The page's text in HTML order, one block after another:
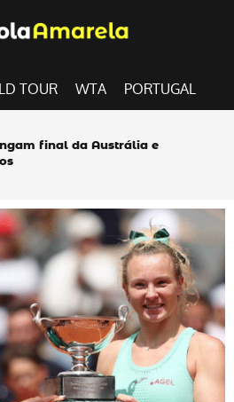
TOUR WTA PORTUGAL
final da Austrália e